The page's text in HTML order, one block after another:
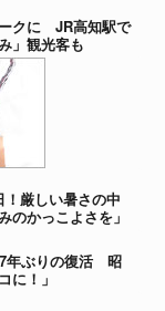
クに JR高知駅で
」観光客も
厳しい暑さの中
のかっこよさを」
年ぶりの復活 昭
に！」